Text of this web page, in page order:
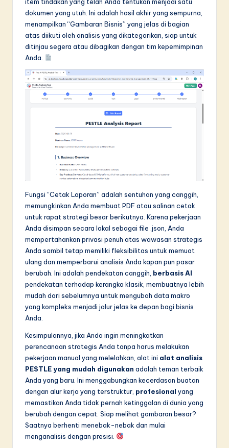
dokumen yang utuh. Ini adalah hasil akhir yang sempurna,
menampilkan “Gambaran Bisnis” yang jelas di bagian
atas diikuti oleh analisis yang dikategorikan, siap untuk
ditinjau segera atau dibagikan dengan tim kepemimpinan
Anda.
Fungsi “Cetak Laporan” adalah sentuhan yang canggih,
memungkinkan Anda membuat PDF atau salinan cetak
untuk rapat strategi besar berikutnya. Karena pekerjaan
Anda disimpan secara lokal sebagai file .json, Anda
mempertahankan privasi penuh atas wawasan strategis
Anda sambil tetap memiliki fleksibilitas untuk memuat
ulang dan memperbarui analisis Anda kapan pun pasar
berubah. Ini adalah pendekatan canggih, berbasis AI
pendekatan terhadap kerangka klasik, membuatnya lebih
mudah dari sebelumnya untuk mengubah data makro
yang kompleks menjadi jalur jelas ke depan bagi bisnis
Anda.
Kesimpulannya, jika Anda ingin meningkatkan
perencanaan strategis Anda tanpa harus melakukan
pekerjaan manual yang melelahkan, alat ini alat analisis
PESTLE yang mudah digunakan adalah teman terbaik
Anda yang baru. Ini menggabungkan kecerdasan buatan
dengan alur kerja yang terstruktur, profesional yang
memastikan Anda tidak pernah ketinggalan di dunia yang
berubah dengan cepat. Siap melihat gambaran besar?
Saatnya berhenti menebak-nebak dan mulai
menganalisis dengan presisi.